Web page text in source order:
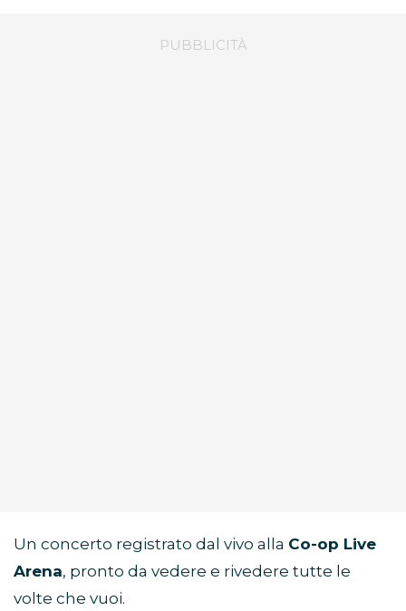
Un concerto registrato dal vivo alla Co-op Live
Arena, pronto da vedere e rivedere tutte le
volte che vuoi.